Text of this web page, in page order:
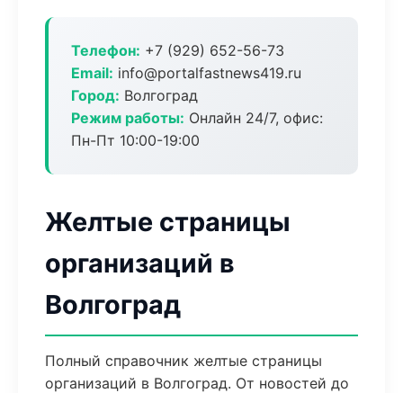
Телефон: +7 (929) 652-56-73
Email: info@portalfastnews419.ru
Город: Волгоград
Режим работы: Онлайн 24/7, офис:
Пн-Пт 10:00-19:00
Желтые страницы
организаций в
Волгоград
Полный справочник желтые страницы
организаций в Волгоград. От новостей до